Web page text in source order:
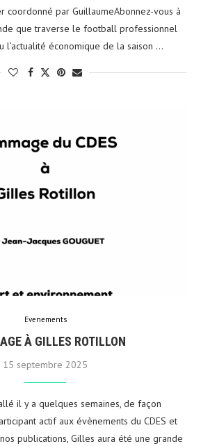
coordonné par GuillaumeAbonnez-vous à
que traverse le football professionnel
l’actualité économique de la saison …
Evenements
À GILLES ROTILLON
15 septembre 2025
il y a quelques semaines, de façon
actif aux évènements du CDES et
publications, Gilles aura été une grande